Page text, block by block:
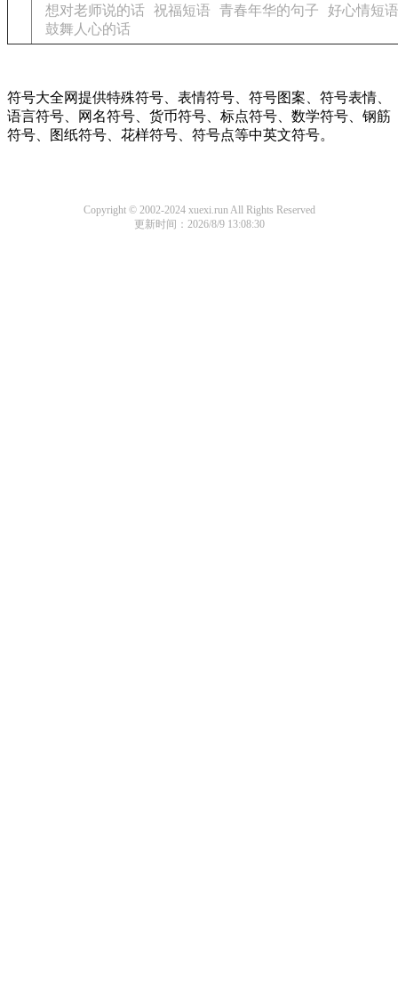
想对老师说的话 祝福短语 青春年华的句子
好心情短语
鼓舞人心的话
符号大全网提供特殊符号、表情符号、符号图案、符号表情、
语言符号、网名符号、货币符号、标点符号、数学符号、钢筋
符号、图纸符号、花样符号、符号点等中英文符号。
Copyright © 2002-2024 xuexi.run All Rights Reserved
更新时间：2026/8/9 13:08:30